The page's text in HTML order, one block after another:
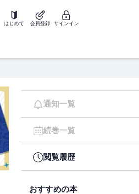
はじめて 会員登録 サインイン
通知一覧
続巻一覧
閲覧履歴
おすすめの本